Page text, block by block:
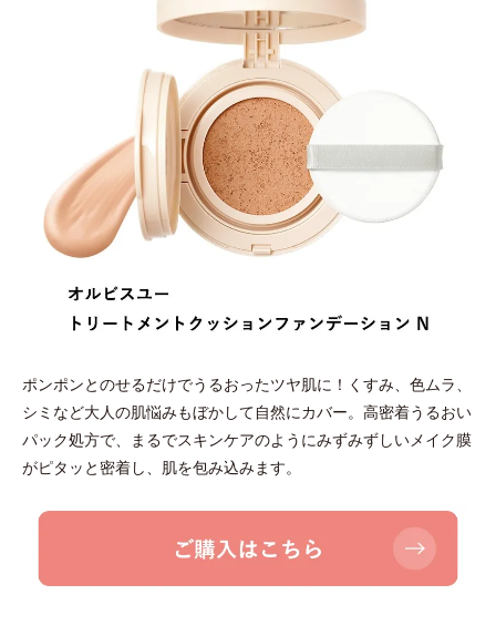
ポンポンとのせるだけでうるおったツヤ肌に！くすみ、色ムラ、
シミなど大人の肌悩みもぼかして自然にカバー。高密着うるおい
パック処方で、まるでスキンケアのようにみずみずしいメイク膜
がピタッと密着し、肌を包み込みます。